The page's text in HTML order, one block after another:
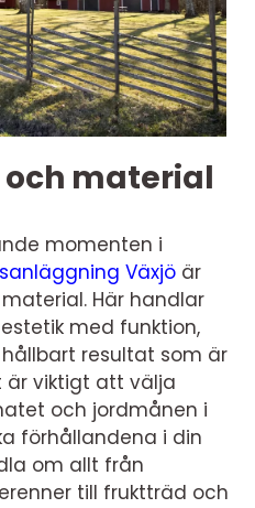
material
momenten i
Växjö är
Här handlar
med funktion,
resultat som är
är viktigt att välja
och jordmånen i
förhållandena i din
om allt från
till fruktträd och